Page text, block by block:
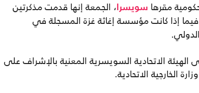
مقرها سويسرا ، الجمعة إنها قدمت مذكرتين
فيما إذا كانت مؤسسة إغاثة غزة المسجلة في
أيار طلبا إلى الهيئة الاتحادية السويسرية المعنية بالإشراف على